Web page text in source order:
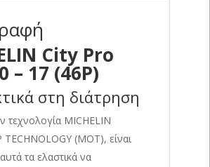
City Pro
– 17 (46P)
στη διάτρηση
τεχνολογία MICHELIN
TECHNOLOGY (MOT), είναι
τα ελαστικά να